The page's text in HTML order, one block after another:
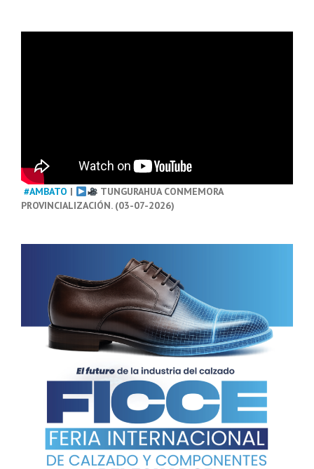
#AMBATO |
TUNGURAHUA CONMEMORA
PROVINCIALIZACIÓN. (03-07-2026)